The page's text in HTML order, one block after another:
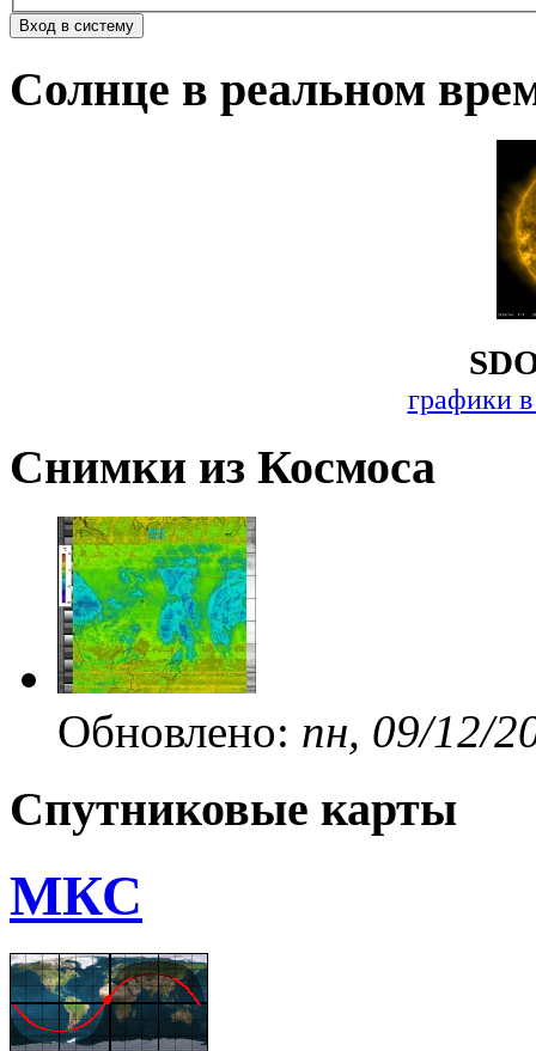
Солнце в реальном
графики
Снимки из Космоса
Обновлено: пн, 09/12/
Спутниковые карты
МКС